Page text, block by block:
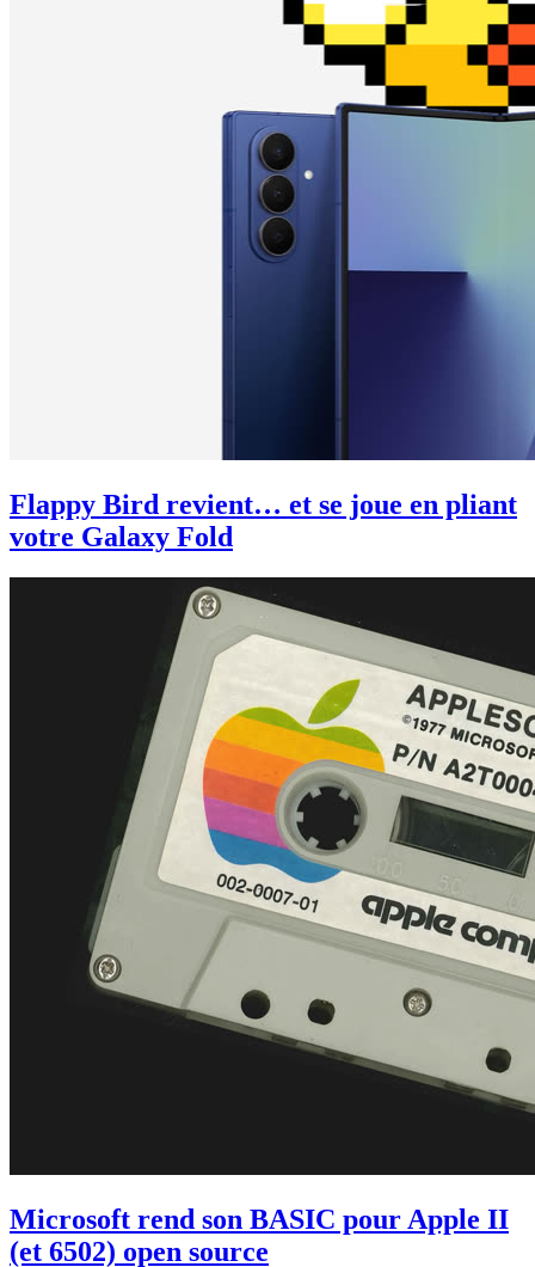
Flappy Bird revient… et se joue en pliant
votre Galaxy Fold
Microsoft rend son BASIC pour Apple II
(et 6502) open source